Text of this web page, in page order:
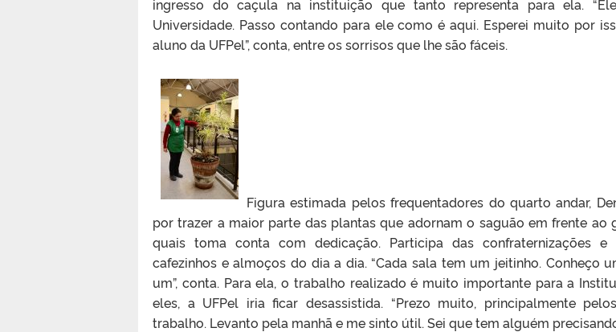
ingresso do caçula na instituição que tanto representa para ela.
Universidade. Passo contando para ele como é aqui. Esperei muito por
aluno da UFPel”, conta, entre os sorrisos que lhe são fáceis.
Figura estimada pelos frequentadores do quarto andar,
por trazer a maior parte das plantas que adornam o saguão em frente ao
quais toma conta com dedicação. Participa das confraternizações e
cafezinhos e almoços do dia a dia. “Cada sala tem um jeitinho. Conheço
um”, conta. Para ela, o trabalho realizado é muito importante para a
eles, a UFPel iria ficar desassistida. “Prezo muito, principalmente
trabalho. Levanto pela manhã e me sinto útil. Sei que tem alguém